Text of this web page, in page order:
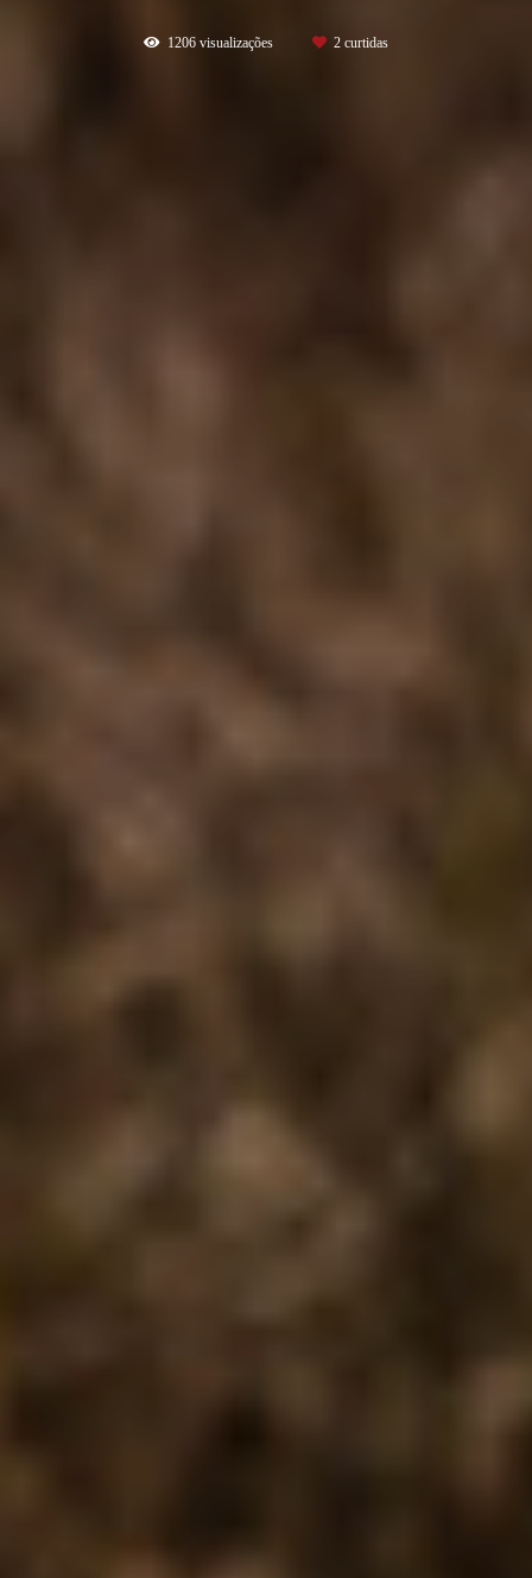
1206 visualizações 2 curtidas